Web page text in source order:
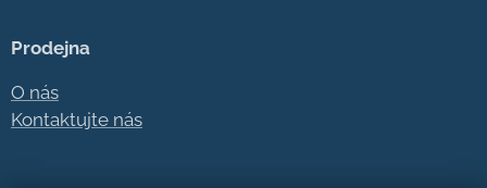
Prodejna
O nás
Kontaktujte nás